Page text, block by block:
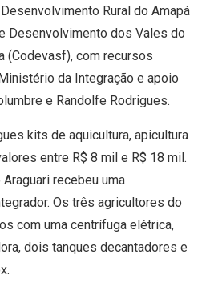
Rural do Amapá
Desenvolvimento dos Vales do
(Codevasf), com recursos
da Integração e apoio
e Randolfe Rodrigues.
kits de aquicultura, apicultura
entre R$ 8 mil e R$ 18 mil.
recebeu uma
Os três agricultores do
com uma centrífuga elétrica,
dois tanques decantadores e